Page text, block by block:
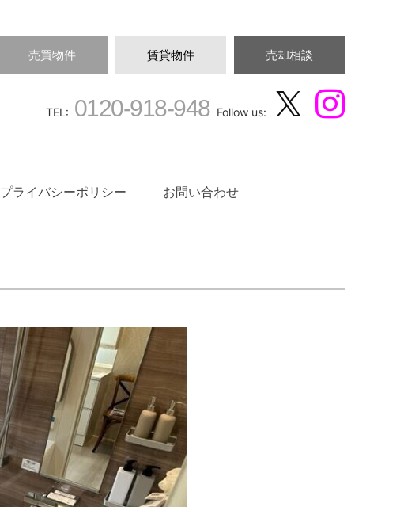
売買物件 賃貸物件 売却相談
TEL: 0120-918-948Follow us:
プライバシーポリシー お問い合わせ